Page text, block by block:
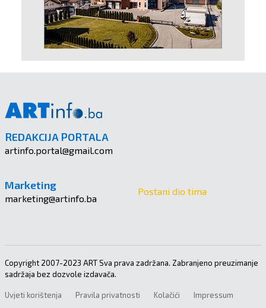
REDAKCIJA PORTALA
artinfo.portal@gmail.com
Marketing
marketing@artinfo.ba
Postani dio tima
Copyright 2007-2023 ART Sva prava zadržana. Zabranjeno preuzimanje
sadržaja bez dozvole izdavača.
Uvjeti korištenja Pravila privatnosti Kolačići Impressum